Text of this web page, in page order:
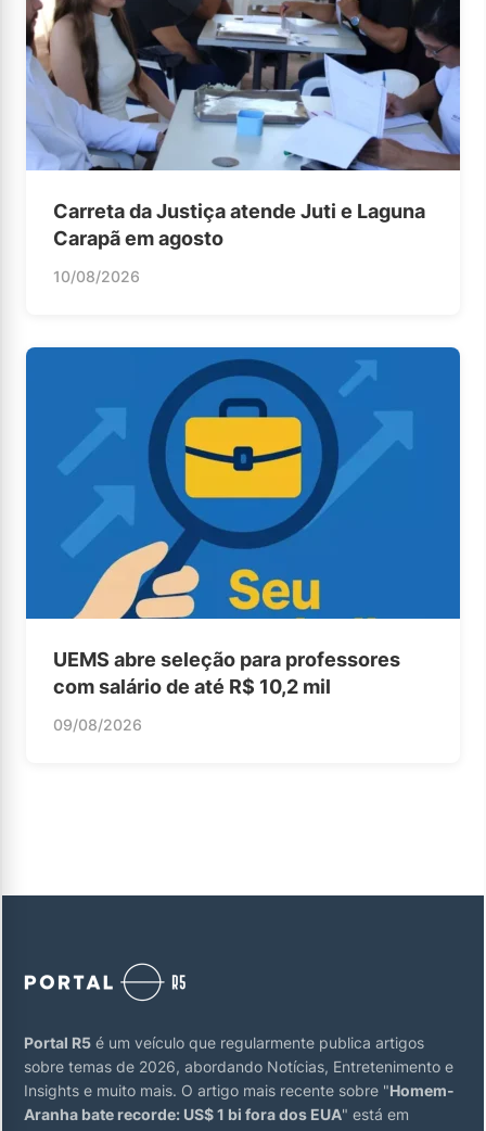
Carreta da Justiça atende Juti e Laguna
Carapã em agosto
10/08/2026
UEMS abre seleção para professores
com salário de até R$ 10,2 mil
09/08/2026
Portal R5 é um veículo que regularmente publica artigos
sobre temas de 2026, abordando Notícias, Entretenimento e
Insights e muito mais. O artigo mais recente sobre "Homem-
Aranha bate recorde: US$ 1 bi fora dos EUA" está em